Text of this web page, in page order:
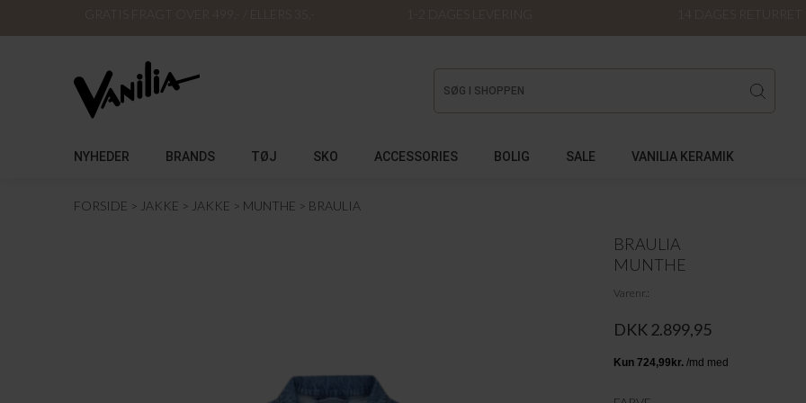
GRATIS FRAGT OVER 499,- / ELLERS 35,- 1-2 DAGES LEVERING 14 DAGES RETURRET
NYHEDER BRANDS TØJ SKO ACCESSORIES BOLIG SALE VANILIA KERAMIK
FORSIDE JAKKE JAKKE MUNTHE BRAULIA
BRAULIA
MUNTHE
Varenr.
DKK 2.899,95